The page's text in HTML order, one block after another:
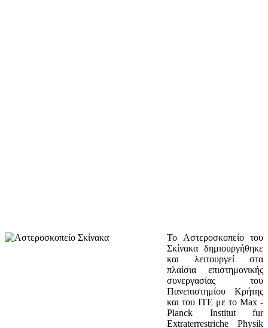
Το Αστεροσκοπείο του
Σκίνακα δημιουργήθηκε
και λειτουργεί στα
πλαίσια επιστημονικής
συνεργασίας του
Πανεπιστημίου Κρήτης
και του ΙΤΕ με το Max -
Planck Institut fur
Extraterrestriche Physik